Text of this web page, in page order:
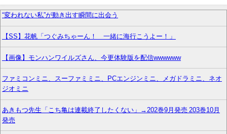
“変われない私”が動き出す瞬間に出会う
【SS】花帆「つぐみちゃーん！ 一緒に海行こうよー！」
【画像】モンハンワイルズさん、今更体験版を配信wwwwww
ファミコンミニ、スーファミミニ、PCエンジンミニ、メガドラミニ、ネオ
ジオミニ
あきもつ先生「こち亀は連載終了したくない」→202巻9月発売 203巻10月
発売